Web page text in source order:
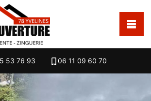
53 76 93 06 11 09 60 70